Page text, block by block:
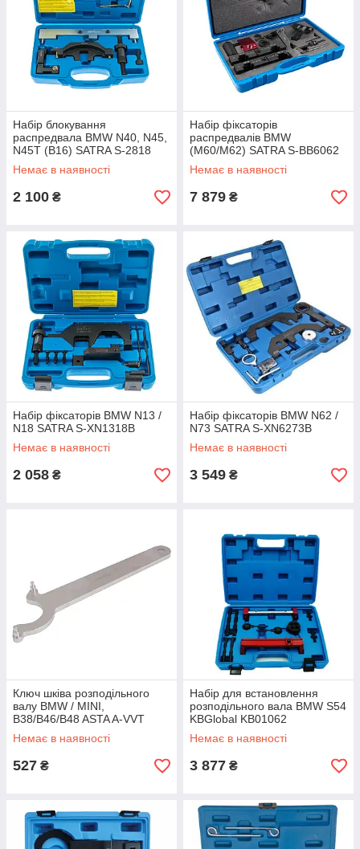
Набір блокування
распредвала BMW N40, N45,
N45T (B16) SATRA S-2818
Немає в наявності
2 100 ₴
Набір фіксаторів
распредвалів BMW
(M60/M62) SATRA S-BB6062
Немає в наявності
7 879 ₴
Набір фіксаторів BMW N13 /
N18 SATRA S-XN1318B
Немає в наявності
2 058 ₴
Набір фіксаторів BMW N62 /
N73 SATRA S-XN6273B
Немає в наявності
3 549 ₴
Ключ шківа розподільного
валу BMW / MINI,
B38/B46/B48 ASTA A-VVT
Немає в наявності
527 ₴
Набір для встановлення
розподільного вала BMW S54
KBGlobal KB01062
Немає в наявності
3 877 ₴